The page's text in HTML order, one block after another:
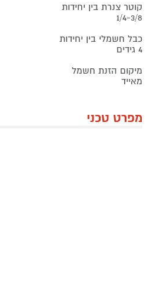
קוטר צנרת בין יחידות
1/4-3/8
כבל חשמלי בין יחידות
4 גידים
מיקום הזנת חשמל
מאייד
מפרט טכני